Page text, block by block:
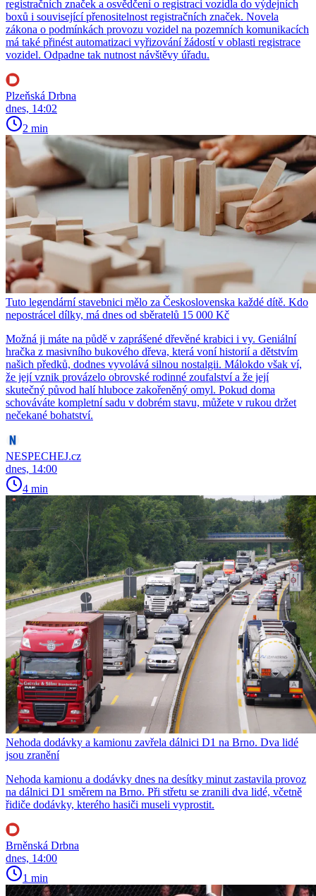
registračních značek a osvědčení o registraci vozidla do výdejních
boxů i související přenositelnost registračních značek. Novela
zákona o podmínkách provozu vozidel na pozemních komunikacích
má také přinést automatizaci vyřizování žádostí v oblasti registrace
vozidel. Odpadne tak nutnost návštěvy úřadu.
Plzeňská Drbna
dnes, 14:02
2 min
Tuto legendární stavebnici mělo za Československa každé dítě. Kdo
nepostrácel dílky, má dnes od sběratelů 15 000 Kč
Možná ji máte na půdě v zaprášené dřevěné krabici i vy. Geniální
hračka z masivního bukového dřeva, která voní historií a dětstvím
našich předků, dodnes vyvolává silnou nostalgii. Málokdo však ví,
že její vznik provázelo obrovské rodinné zoufalství a že její
skutečný původ halí hluboce zakořeněný omyl. Pokud doma
schováváte kompletní sadu v dobrém stavu, můžete v rukou držet
nečekané bohatství.
NESPECHEJ.cz
dnes, 14:00
4 min
Nehoda dodávky a kamionu zavřela dálnici D1 na Brno. Dva lidé
jsou zranění
Nehoda kamionu a dodávky dnes na desítky minut zastavila provoz
na dálnici D1 směrem na Brno. Při střetu se zranili dva lidé, včetně
řidiče dodávky, kterého hasiči museli vyprostit.
Brněnská Drbna
dnes, 14:00
1 min